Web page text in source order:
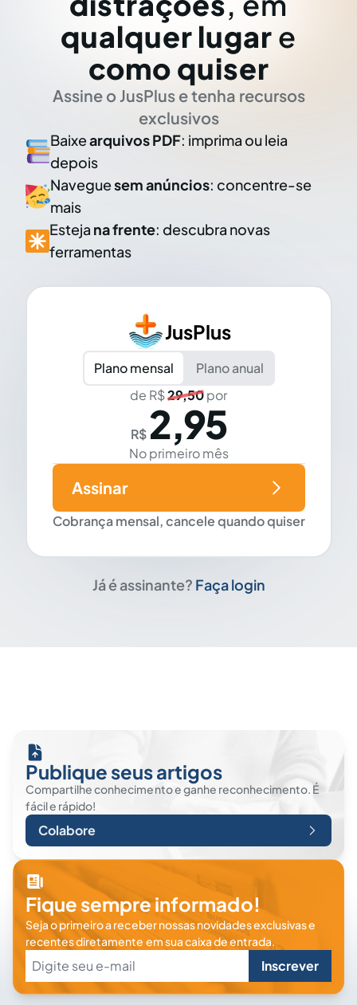
qualquer lugar e
como quiser
Assine o JusPlus e tenha recursos
exclusivos
Baixearquivos PDF: imprima ou leia
depois
Naveguesem anúncios: concentre-se
mais
Esteja na frente: descubra novas
ferramentas
JusPlus
Plano mensal
Plano anual
de R$29,50por
R$ 2,95
No primeiro mês
Cobrança mensal, cancele quando quiser
Assinar
Já é assinante? Faça login
Publique seus artigos
Compartilhe conhecimento e ganhe reconhecimento. É
fácil e rápido!
Colabore
Fique sempre informado!
Seja o primeiro a receber nossas novidades exclusivas e
recentes diretamente em sua caixa de entrada.
Inscrever